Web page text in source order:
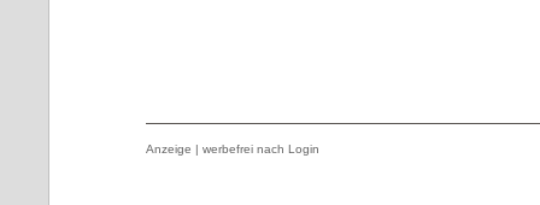
Anzeige | werbefrei nach Login